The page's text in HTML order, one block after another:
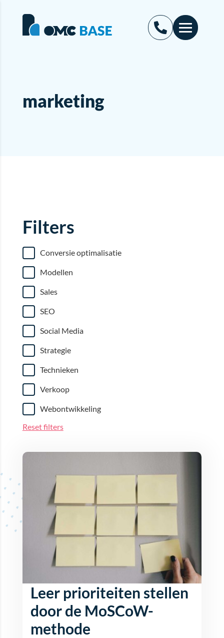
marketing
Filters
Conversie optimalisatie
Modellen
Sales
SEO
Social Media
Strategie
Technieken
Verkoop
Webontwikkeling
Reset filters
Leer prioriteiten stellen
door de MoSCoW-
methode